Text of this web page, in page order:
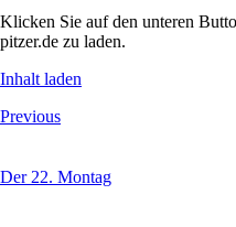
Klicken Sie auf den unteren
pitzer.de zu laden.
Inhalt laden
Previous
Der 22. Montag